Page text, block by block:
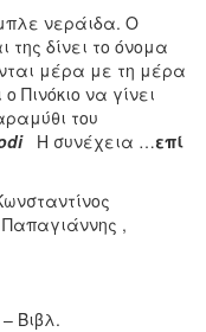
νεράιδα. Ο
δίνει το όνομα
μέρα με τη μέρα
Πινόκιο να γίνει
του
Η συνέχεια …επί
,
Βιβλ.